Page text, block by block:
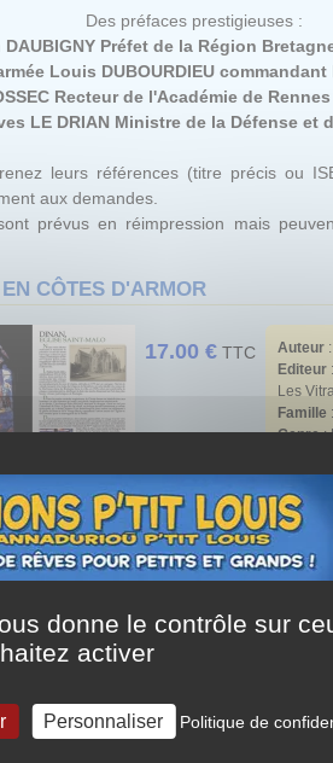
Des préfaces prestigieuses :
Préfet de la Région
Louis DUBOURDIEU commandant
Recteur de l'Académie de
LE DRIAN Ministre de la Défense et
leurs références (titre précis ou
aux demandes.
prévus en réimpression mais
CÔTES D'ARMOR
17.00 €TTC Auteur:
Editeur:
Les
Famille
Genre:
Nombre
ISBN
façade maritime et une population
et de marins à l'occasion des deux
rendent un hommage
donne le contrôle sur
activer
Personnaliser Politique de